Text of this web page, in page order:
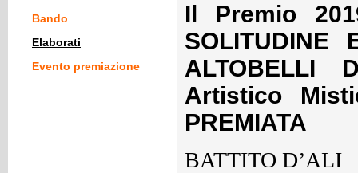
Bando
Elaborati
Evento premiazione
Il Premio
ALTOBELLI
Artistico
PREMIATA
BATTITO D’ALI